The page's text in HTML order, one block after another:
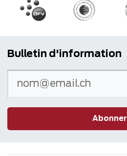
Bulletin d'information
Abonner